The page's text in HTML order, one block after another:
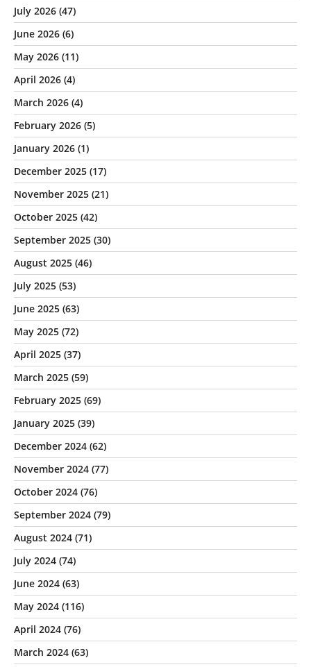
July 2026 (47)
June 2026 (6)
May 2026 (11)
April 2026 (4)
March 2026 (4)
February 2026 (5)
January 2026 (1)
December 2025 (17)
November 2025 (21)
October 2025 (42)
September 2025 (30)
August 2025 (46)
July 2025 (53)
June 2025 (63)
May 2025 (72)
April 2025 (37)
March 2025 (59)
February 2025 (69)
January 2025 (39)
December 2024 (62)
November 2024 (77)
October 2024 (76)
September 2024 (79)
August 2024 (71)
July 2024 (74)
June 2024 (63)
May 2024 (116)
April 2024 (76)
March 2024 (63)